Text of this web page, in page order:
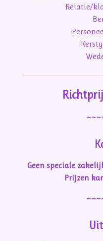
Relatie/
Geen speciale
Prijzen